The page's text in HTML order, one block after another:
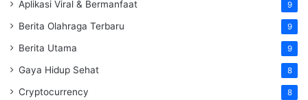
Aplikasi Viral & Bermanfaat 9
Berita Olahraga Terbaru 9
Berita Utama 9
Gaya Hidup Sehat 8
Cryptocurrency 8